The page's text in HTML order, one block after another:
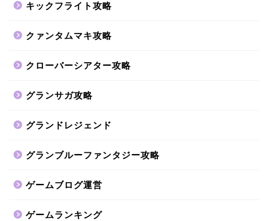
キックフライト攻略
クァンタムマキ攻略
クローバーシアター攻略
グランサガ攻略
グランドレジェンド
グランブルーファンタジー攻略
ゲームブログ運営
ゲームランキング